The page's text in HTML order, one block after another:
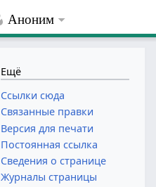
Аноним
Ещё
Ссылки сюда
Связанные правки
Версия для печати
Постоянная ссылка
Сведения о странице
Журналы страницы